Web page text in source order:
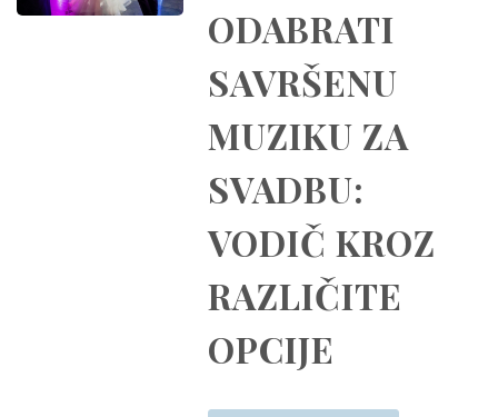
ODABRATI
SAVRŠENU
MUZIKU ZA
SVADBU:
VODIČ KROZ
RAZLIČITE
OPCIJE